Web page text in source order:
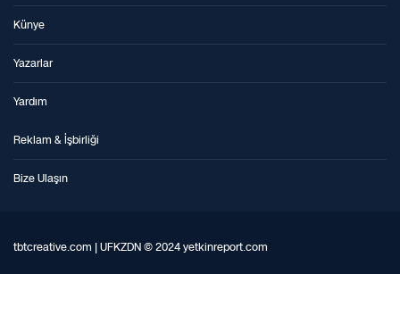
Künye
Yazarlar
Yardım
Reklam & İşbirliği
Bize Ulaşın
tbtcreative.com | UFKZDN © 2024 yetkinreport.com